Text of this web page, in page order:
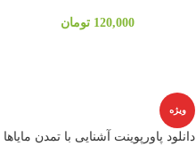
120,000 تومان
ویژه
دانلود پاورپوینت آشنایی با تمدن مایاها